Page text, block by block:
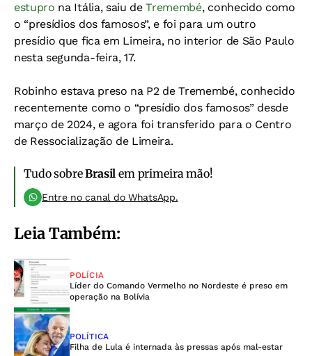
estupro na Itália, saiu deTremembé, conhecido como
o “presídios dos famosos”, e foi para um outro
presídio que fica em Limeira, no interior de São Paulo
nesta segunda-feira, 17.
Robinho estava preso na P2 de Tremembé, conhecido
recentemente como o “presídio dos famosos” desde
março de 2024, e agora foi transferido para o Centro
de Ressocialização de Limeira.
Tudo sobreBrasil em primeira mão!
Entre no canal do WhatsApp.
Leia Também:
POLÍCIA
Líder do Comando Vermelho no Nordeste é preso em
operação na Bolívia
POLÍTICA
Filha de Lula é internada às pressas após mal-estar